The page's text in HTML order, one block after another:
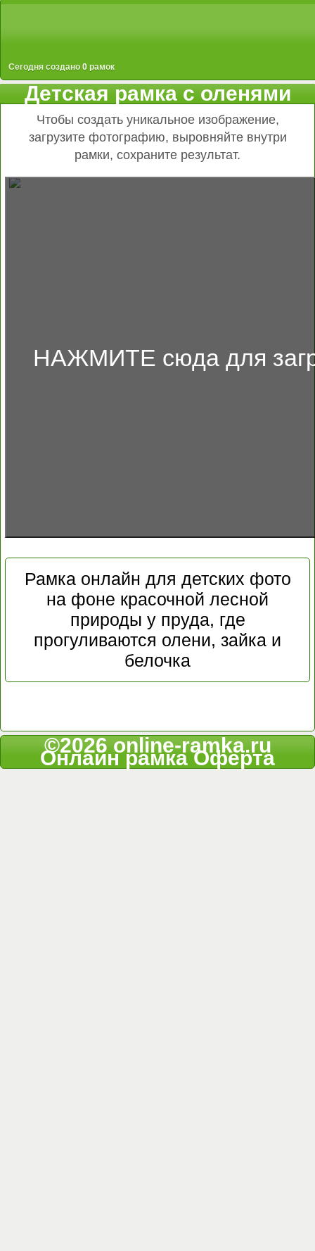
Сегодня создано 0 рамок
Детская рамка с оленями
Чтобы создать уникальное изображение,
загрузите фотографию, выровняйте внутри
рамки, сохраните результат.
НАЖМИТЕ сюда для
Рамка онлайн для детских фото
на фоне красочной лесной
природы у пруда, где
прогуливаются олени, зайка и
белочка
©2026 online-ramka.ru
Онлайн рамкаОферта